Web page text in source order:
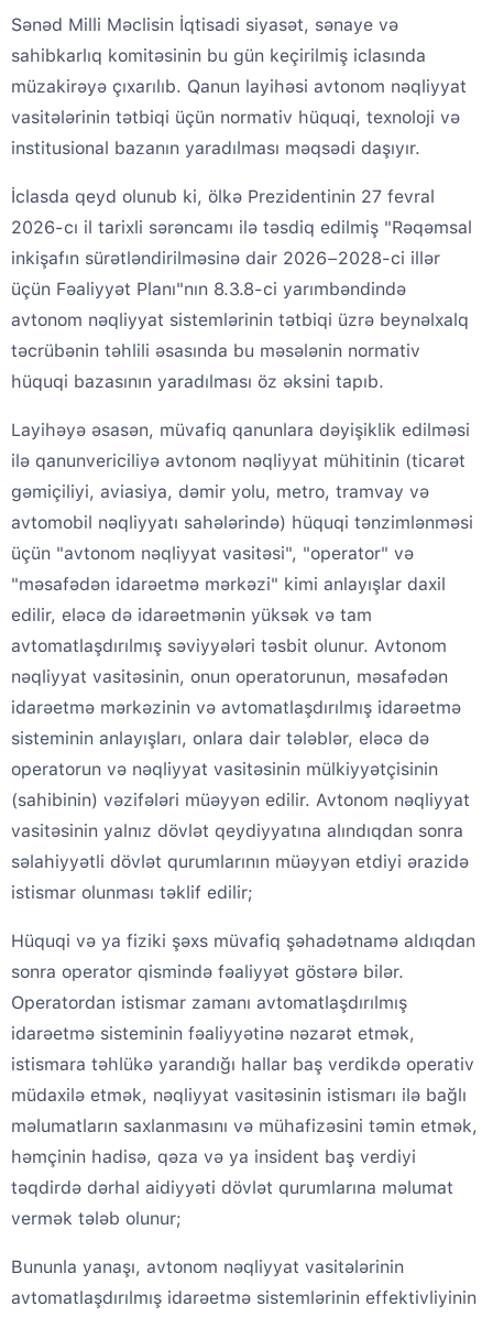
Sənəd Milli Məclisin İqtisadi siyasət, sənaye və
sahibkarlıq komitəsinin bu gün keçirilmiş iclasında
müzakirəyə çıxarılıb. Qanun layihəsi avtonom nəqliyyat
vasitələrinin tətbiqi üçün normativ hüquqi, texnoloji və
institusional bazanın yaradılması məqsədi daşıyır.
İclasda qeyd olunub ki, ölkə Prezidentinin 27 fevral
2026-cı il tarixli sərəncamı ilə təsdiq edilmiş "Rəqəmsal
inkişafın sürətləndirilməsinə dair 2026−2028-ci illər
üçün Fəaliyyət Planı"nın 8.3.8-ci yarımbəndində
avtonom nəqliyyat sistemlərinin tətbiqi üzrə beynəlxalq
təcrübənin təhlili əsasında bu məsələnin normativ
hüquqi bazasının yaradılması öz əksini tapıb.
Layihəyə əsasən, müvafiq qanunlara dəyişiklik edilməsi
ilə qanunvericiliyə avtonom nəqliyyat mühitinin (ticarət
gəmiçiliyi, aviasiya, dəmir yolu, metro, tramvay və
avtomobil nəqliyyatı sahələrində) hüquqi tənzimlənməsi
üçün "avtonom nəqliyyat vasitəsi", "operator" və
"məsafədən idarəetmə mərkəzi" kimi anlayışlar daxil
edilir, eləcə də idarəetmənin yüksək və tam
avtomatlaşdırılmış səviyyələri təsbit olunur. Avtonom
nəqliyyat vasitəsinin, onun operatorunun, məsafədən
idarəetmə mərkəzinin və avtomatlaşdırılmış idarəetmə
sisteminin anlayışları, onlara dair tələblər, eləcə də
operatorun və nəqliyyat vasitəsinin mülkiyyətçisinin
(sahibinin) vəzifələri müəyyən edilir. Avtonom nəqliyyat
vasitəsinin yalnız dövlət qeydiyyatına alındıqdan sonra
səlahiyyətli dövlət qurumlarının müəyyən etdiyi ərazidə
istismar olunması təklif edilir;
Hüquqi və ya fiziki şəxs müvafiq şəhadətnamə aldıqdan
sonra operator qismində fəaliyyət göstərə bilər.
Operatordan istismar zamanı avtomatlaşdırılmış
idarəetmə sisteminin fəaliyyətinə nəzarət etmək,
istismara təhlükə yarandığı hallar baş verdikdə operativ
müdaxilə etmək, nəqliyyat vasitəsinin istismarı ilə bağlı
məlumatların saxlanmasını və mühafizəsini təmin etmək,
həmçinin hadisə, qəza və ya insident baş verdiyi
təqdirdə dərhal aidiyyəti dövlət qurumlarına məlumat
vermək tələb olunur;
Bununla yanaşı, avtonom nəqliyyat vasitələrinin
avtomatlaşdırılmış idarəetmə sistemlərinin effektivliyinin